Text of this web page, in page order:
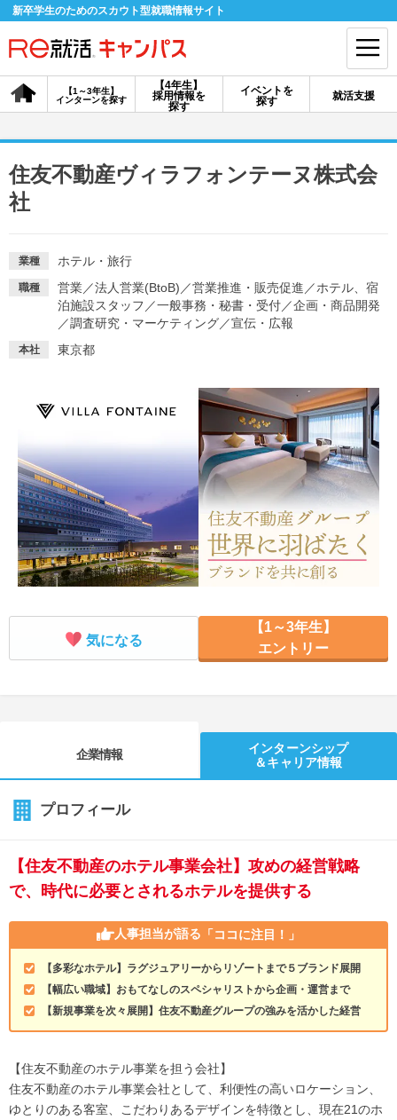
新卒学生のためのスカウト型就職情報サイト
【4年生】
採用情報を
探す
【1～3年生】
インターンを探す
イベントを
探す
就活支援
会員登録 ログイン
採用情報を探す
イベントを探す スカウト
就活コラム
お役立ち記事・相談室など
適職診断
あなたに合う仕事を診断！
就活チャンネル
動画で対策講座をチェック
就活ニュースペーパー
就活時事ニュースを更新
よくある質問
住友不動産ヴィラフォンテーヌ株式会
社
業種 ホテル・旅行
職種 営業／法人営業(BtoB) ／営業推進・販売促進 ／ホテル、宿
泊施設スタッフ ／一般事務・秘書・受付／企画・商品開発
／調査研究・マーケティング／宣伝・広報
本社 東京都
気になる
【1～3年生】
エントリー
企業情報
インターンシップ
＆キャリア情報
プロフィール
【住友不動産のホテル事業会社】攻めの経営戦略
で、時代に必要とされるホテルを提供する
人事担当が語る 「ココに注目！」
【多彩なホテル】ラグジュアリーからリゾートまで５ブランド展開
【幅広い職域】おもてなしのスペシャリストから企画・運営まで
【新規事業を次々展開】住友不動産グループの強みを活かした経営
【住友不動産のホテル事業を担う会社】
住友不動産のホテル事業会社として、利便性の高いロケーション、
ゆとりのある客室、こだわりあるデザインを特徴とし、現在21のホ